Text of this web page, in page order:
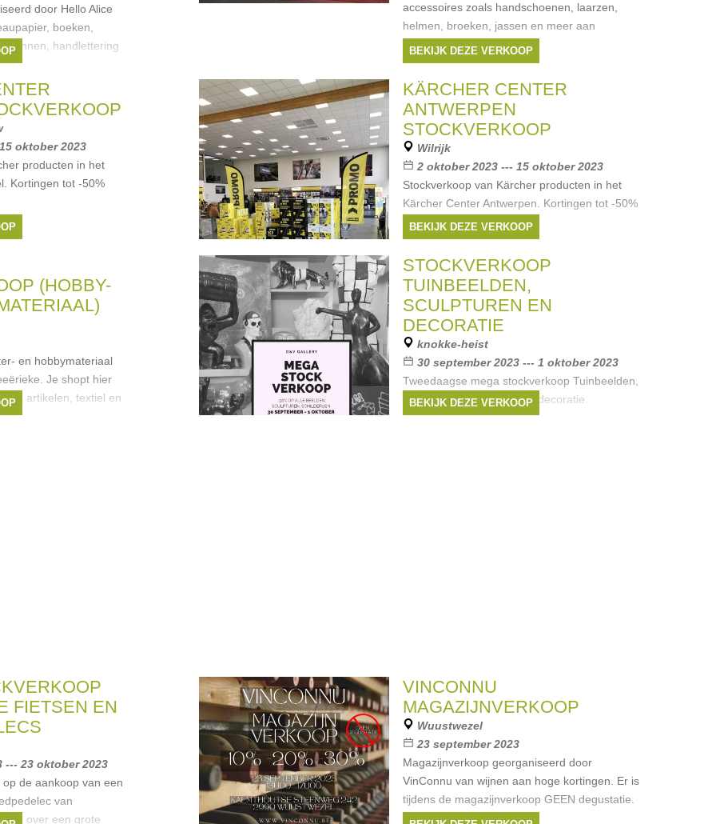
door Hello Alice
boeken,
pennen, handlettering
accessoires zoals handschoenen, laarzen,
helmen, broeken, jassen en meer aan
kortingen tot -70%.
Merken:RICHA
BEKIJK DEZE VERKOOP
oktober 2023
producten in het
Kortingen tot -50%
KÄRCHER CENTER
ANTWERPEN
STOCKVERKOOP
Wilrijk
2 oktober 2023 --- 15 oktober 2023
Stockverkoop van Kärcher producten in het
Kärcher Center Antwerpen. Kortingen tot -50%
BEKIJK DEZE VERKOOP
(HOBBY-
en hobbymateriaal
Je shopt hier
artikelen, textiel en
STOCKVERKOOP
TUINBEELDEN,
SCULPTUREN EN
DECORATIE
knokke-heist
30 september 2023 --- 1 oktober 2023
Tweedaagse mega stockverkoop Tuinbeelden,
sculpturen, schilderijen en decoratie.
Tweedaagse mega stockverkoop van
BEKIJK DEZE VERKOOP
FIETSEN EN
--- 23 oktober 2023
de aankoop van een
van
over een grote
VINCONNU
MAGAZIJNVERKOOP
Wuustwezel
23 september 2023
Magazijnverkoop georganiseerd door
VinConnu van wijnen aan hoge kortingen. Er is
tijdens de magazijnverkoop GEEN degustatie.